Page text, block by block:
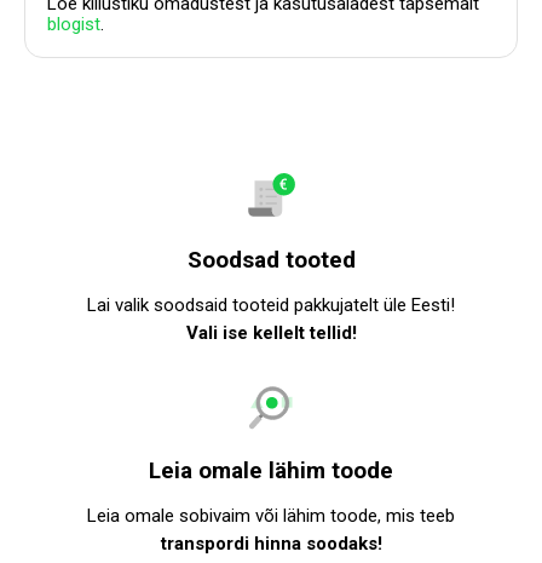
blogist.
Soodsad tooted
Lai valik soodsaid tooteid pakkujatelt üle Eesti!
Vali ise kellelt tellid!
Leia omale lähim toode
Leia omale sobivaim või lähim toode, mis teeb
transpordi hinna soodaks!